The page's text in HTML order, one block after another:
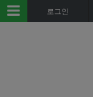
로그인